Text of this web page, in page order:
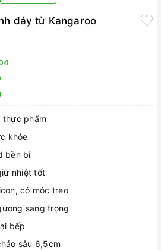
đáy từ Kangaroo
thực phẩm
khỏe
bền bỉ
nhiệt tốt
có móc treo
sang trọng
bếp
sâu 6,5cm